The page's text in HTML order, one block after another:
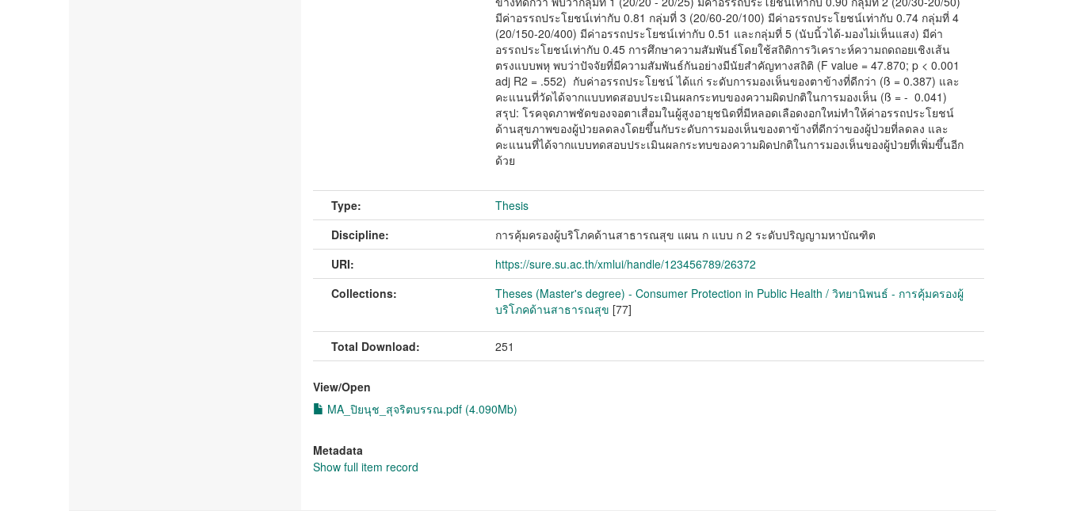
มีค่าอรรถประโยชน์เท่ากับ 0.81 กลุ่มที่ 3 (20/60-20/100) มีค่าอรรถประโยชน์เท่ากับ 0.74 กลุ่มที่ 4
(20/150-20/400) มีค่าอรรถประโยชน์เท่ากับ 0.51 และกลุ่มที่ 5 (นับนิ้วได้-มองไม่เห็นแสง) มีค่า
อรรถประโยชน์เท่ากับ 0.45 การศึกษาความสัมพันธ์โดยใช้สถิติการวิเคราะห์ความถดถอยเชิงเส้น
ตรงแบบพหุ พบว่าปัจจัยที่มีความสัมพันธ์กันอย่างมีนัยสำคัญทางสถิติ (F value = 47.870; p < 0.001
adj R2 = .552) กับค่าอรรถประโยชน์ ได้แก่ ระดับการมองเห็นของตาข้างที่ดีกว่า (ß = 0.387) และ
คะแนนที่วัดได้จากแบบทดสอบประเมินผลกระทบของความผิดปกติในการมองเห็น (ß = - 0.041)
สรุป: โรคจุดภาพชัดของจอตาเสื่อมในผู้สูงอายุชนิดที่มีหลอดเลือดงอกใหม่ทำให้ค่าอรรถประโยชน์
ด้านสุขภาพของผู้ป่วยลดลงโดยขึ้นกับระดับการมองเห็นของตาข้างที่ดีกว่าของผู้ป่วยที่ลดลง และ
คะแนนที่ได้จากแบบทดสอบประเมินผลกระทบของความผิดปกติในการมองเห็นของผู้ป่วยที่เพิ่มขึ้นอีก
ด้วย
Type:
Thesis
Discipline:
การคุ้มครองผู้บริโภคด้านสาธารณสุข แผน ก แบบ ก 2 ระดับปริญญามหาบัณฑิต
URI:
https://sure.su.ac.th/xmlui/handle/123456789/26372
Collections:
Theses (Master's degree) - Consumer Protection in Public Health / วิทยานิพนธ์ - การคุ้มครองผู้
บริโภคด้านสาธารณสุข [77]
Total Download: 251
View/Open
MA_ปิยนุช_สุจริตบรรณ.pdf (4.090Mb)
Metadata
Show full item record